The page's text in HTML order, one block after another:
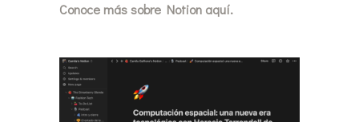
Conoce más sobre Notion aquí.